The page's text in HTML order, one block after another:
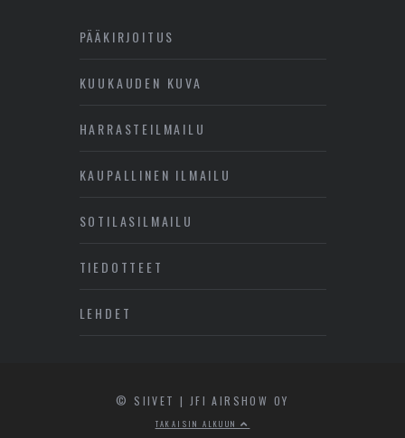
PÄÄKIRJOITUS
KUUKAUDEN KUVA
HARRASTEILMAILU
KAUPALLINEN ILMAILU
SOTILASILMAILU
TIEDOTTEET
LEHDET
© SIIVET | JFI AIRSHOW OY
TAKAISIN ALKUUN